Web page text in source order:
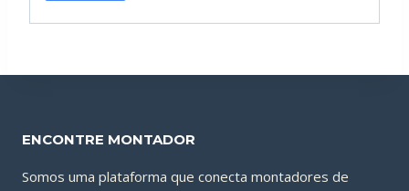
ENCONTRE MONTADOR
Somos uma plataforma que conecta montadores de